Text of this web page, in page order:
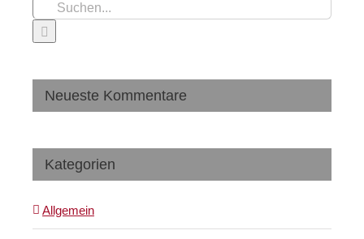
Neueste Kommentare
Kategorien
Allgemein